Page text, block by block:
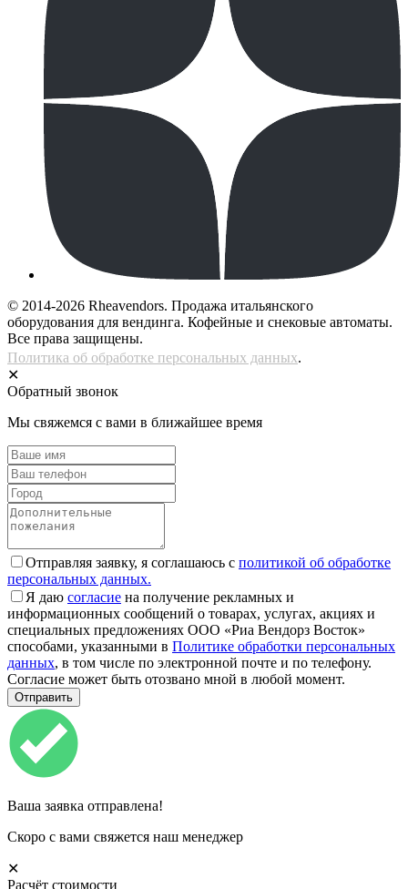
© 2014-2026 Rheavendors. Продажа итальянского
оборудования для вендинга. Кофейные и снековые автоматы.
Все права защищены.
Политика об обработке персональных данных.
✕
Обратный звонок
Мы свяжемся с вами в ближайшее время
Отправляя заявку, я соглашаюсь с политикой об обработке
персональных данных.
Я даю согласие на получение рекламных и
информационных сообщений о товарах, услугах, акциях и
специальных предложениях ООО «Риа Вендорз Восток»
способами, указанными в Политике обработки персональных
данных, в том числе по электронной почте и по телефону.
Согласие может быть отозвано мной в любой момент.
Ваша заявка отправлена!
Скоро с вами свяжется наш менеджер
✕
Расчёт стоимости